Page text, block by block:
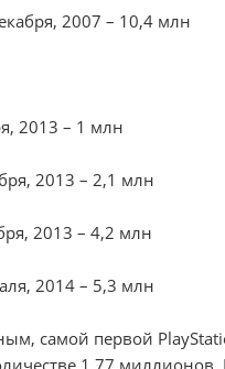
2007 – 10,4 млн
2013 – 1 млн
2013 – 2,1 млн
2013 – 4,2 млн
2014 – 5,3 млн
самой первой